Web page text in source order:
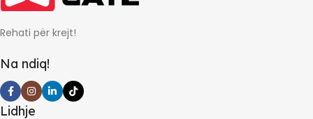
Rehati për krejt!
Na ndiq!
Lidhje